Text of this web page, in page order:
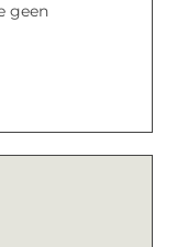
geen